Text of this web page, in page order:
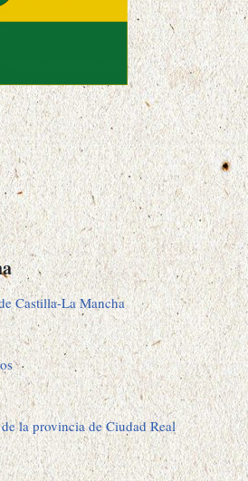
Castilla-La Mancha
la provincia de Ciudad Real